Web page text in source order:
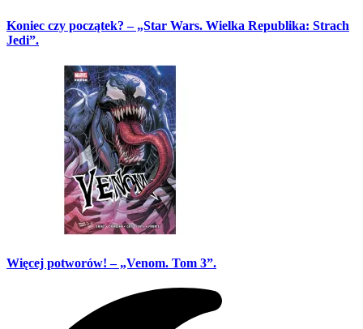
Koniec czy początek? – „Star Wars. Wielka Republika: Strach
Jedi”.
Więcej potworów! – „Venom. Tom 3”.